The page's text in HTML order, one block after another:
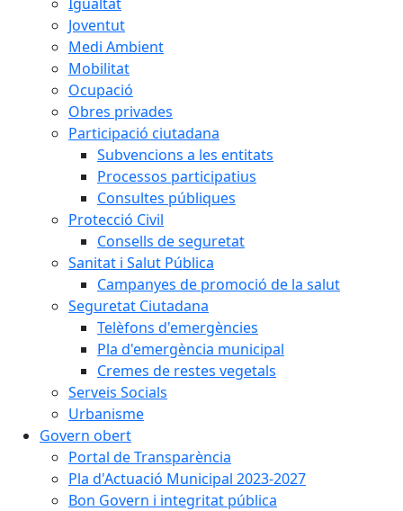
Joventut
Medi Ambient
Mobilitat
Ocupació
Obres privades
Participació ciutadana
Subvencions a les entitats
Processos participatius
Consultes públiques
Protecció Civil
Consells de seguretat
Sanitat i Salut Pública
Campanyes de promoció de la salut
Seguretat Ciutadana
Telèfons d'emergències
Pla d'emergència municipal
Cremes de restes vegetals
Serveis Socials
Urbanisme
Govern obert
Portal de Transparència
Pla d'Actuació Municipal 2023-2027
Bon Govern i integritat pública